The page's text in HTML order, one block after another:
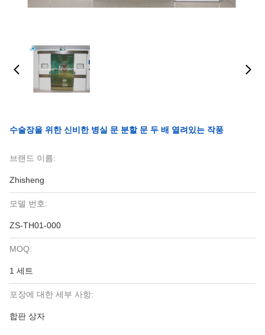
수술장을 위한 신비한 병실 문 분할 문 두 배 열려있는 작풍
브랜드 이름:
Zhisheng
모델 번호:
ZS-TH01-000
MOQ:
1 세트
포장에 대한 세부 사항:
합판 상자